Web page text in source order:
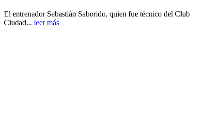
El entrenador Sebastián Saborido, quien fue técnico del Club
Ciudad... leer más